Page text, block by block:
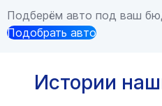
Подберём авто под ваш
Подобрать авто
Истории